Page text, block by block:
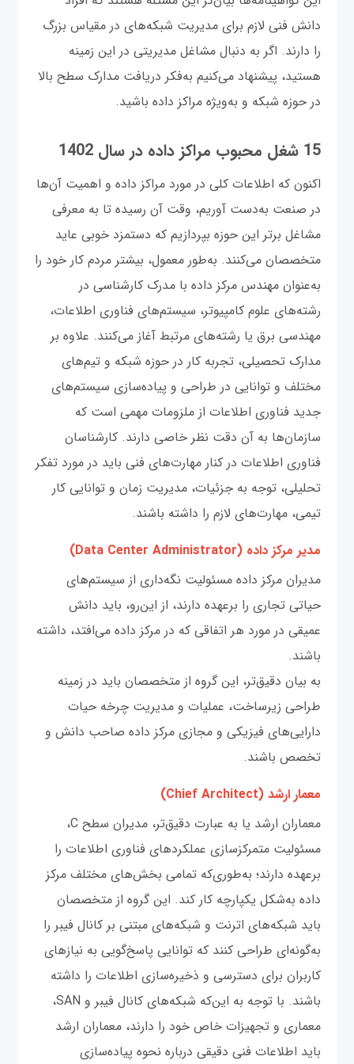
دانش فنی لازم برای مدیریت شبکه‌های در مقیاس بزرگ
را دارند. اگر به دنبال مشاغل مدیریتی در این زمینه
هستید، پیشنهاد می‌کنیم به‌فکر دریافت مدارک سطح بالا
در حوزه شبکه و به‌ویژه مراکز داده باشید.
15 شغل محبوب مراکز داده در سال 1402
اکنون که اطلاعات کلی در مورد مراکز داده و اهمیت آن‌ها
در صنعت به‌دست آوریم، وقت آن رسیده تا به معرفی
مشاغل برتر این حوزه بپردازیم که دستمزد خوبی عاید
متخصصان می‌کنند. به‌طور معمول، بیشتر مردم کار خود را
به‌عنوان مهندس مرکز داده با مدرک کارشناسی در
رشته‌های علوم کامپیوتر، سیستم‌های فناوری اطلاعات،
مهندسی برق یا رشته‌های مرتبط آغاز می‌کنند. علاوه بر
مدارک تحصیلی، تجربه کار در حوزه شبکه و تیم‌های
مختلف و توانایی در طراحی و پیاده‌سازی سیستم‌های
جدید فناوری اطلاعات از ملزومات مهمی است که
سازمان‌ها به آن دقت نظر خاصی دارند. کارشناسان
فناوری اطلاعات در کنار مهارت‌های فنی باید در مورد تفکر
تحلیلی، توجه به جزئیات، مدیریت زمان و توانایی کار
تیمی، مهارت‌های لازم را داشته باشند.
مدیر مرکز داده (Data Center Administrator)
مدیران مرکز داده مسئولیت نگه‌داری از سیستم‌های
حیاتی تجاری را برعهده دارند، از این‌رو، باید دانش
عمیقی در مورد هر اتفاقی که در مرکز داده می‌افتد، داشته
باشند.
به بیان دقیق‌تر، این گروه از متخصصان باید در زمینه
طراحی زیرساخت، عملیات و مدیریت چرخه حیات
دارایی‌های فیزیکی و مجازی مرکز داده صاحب دانش و
تخصص باشند.
معمار ارشد (Chief Architect)
معماران ارشد یا به عبارت دقیق‌تر، مدیران سطح C،
مسئولیت متمرکزسازی عملکردهای فناوری اطلاعات را
برعهده دارند؛ به‌طوری‌که تمامی بخش‌های مختلف مرکز
داده به‌شکل یکپارچه کار کند. این گروه از متخصصان
باید شبکه‌های اترنت و شبکه‌های مبتنی بر کانال فیبر را
به‌گونه‌ای طراحی کنند که توانایی پاسخ‌گویی به نیازهای
کاربران برای دسترسی و ذخیره‌سازی اطلاعات را داشته
باشند. با توجه به این‌که شبکه‌های کانال فیبر و SAN،
معماری و تجهیزات خاص خود را دارند، معماران ارشد
باید اطلاعات فنی دقیقی درباره نحوه پیاده‌سازی